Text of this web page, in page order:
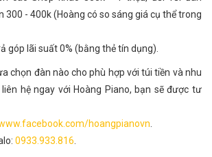
300 - 400k (Hoàng có so sáng giá cụ thể trong
góp lãi suất 0% (bằng thẻ tín dụng).
chọn đàn nào cho phù hợp với túi tiền và nhu
hệ ngay với Hoàng Piano, bạn sẽ được tư
hoangpianovn
0933.933.816